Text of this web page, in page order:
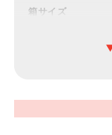
箱サイズ
高さ2.7cm、茶こ